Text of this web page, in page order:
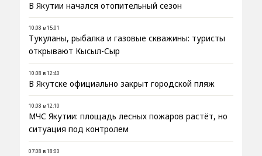
В Якутии начался отопительный сезон
10.08 в 15:01
Тукуланы, рыбалка и газовые скважины: туристы
открывают Кысыл-Сыр
10.08 в 12:40
В Якутске официально закрыт городской пляж
10.08 в 12:10
МЧС Якутии: площадь лесных пожаров растёт, но
ситуация под контролем
07.08 в 18:00